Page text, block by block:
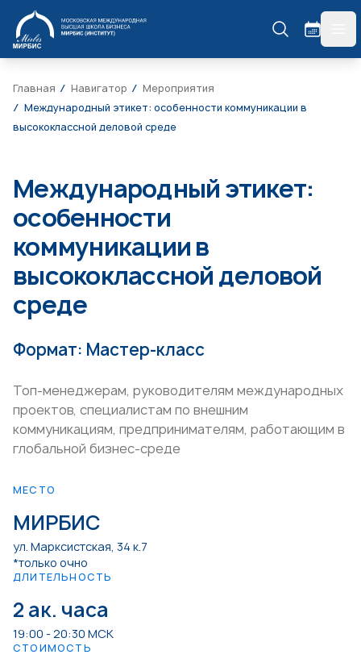
МИРБИС
Главная Навигатор
Мероприятия
Международный этикет: особенности коммуникации в
высококлассной деловой среде
Международный этикет:
особенности
коммуникации в
высококлассной деловой
среде
Формат: Мастер-класс
Топ-менеджерам, руководителям международных
проектов, специалистам по внешним
коммуникациям, предпринимателям, работающим в
глобальной бизнес-среде
МЕСТО
МИРБИС
ул. Марксистская, 34 к.7
*только очно
ДЛИТЕЛЬНОСТЬ
2 ак. часа
19:00 - 20:30 МСК
СТОИМОСТЬ